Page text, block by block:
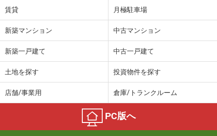
賃貸 月極駐車場
新築マンション 中古マンション
新築一戸建て 中古一戸建て
土地を探す 投資物件を探す
店舗/事業用 倉庫/トランクルーム
PC版へ